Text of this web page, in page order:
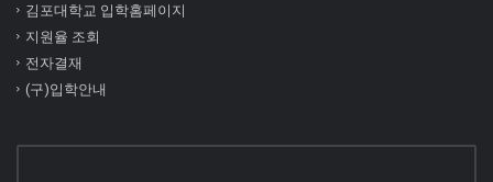
김포대학교 입학홈페이지
지원율 조회
전자결재
(구)입학안내